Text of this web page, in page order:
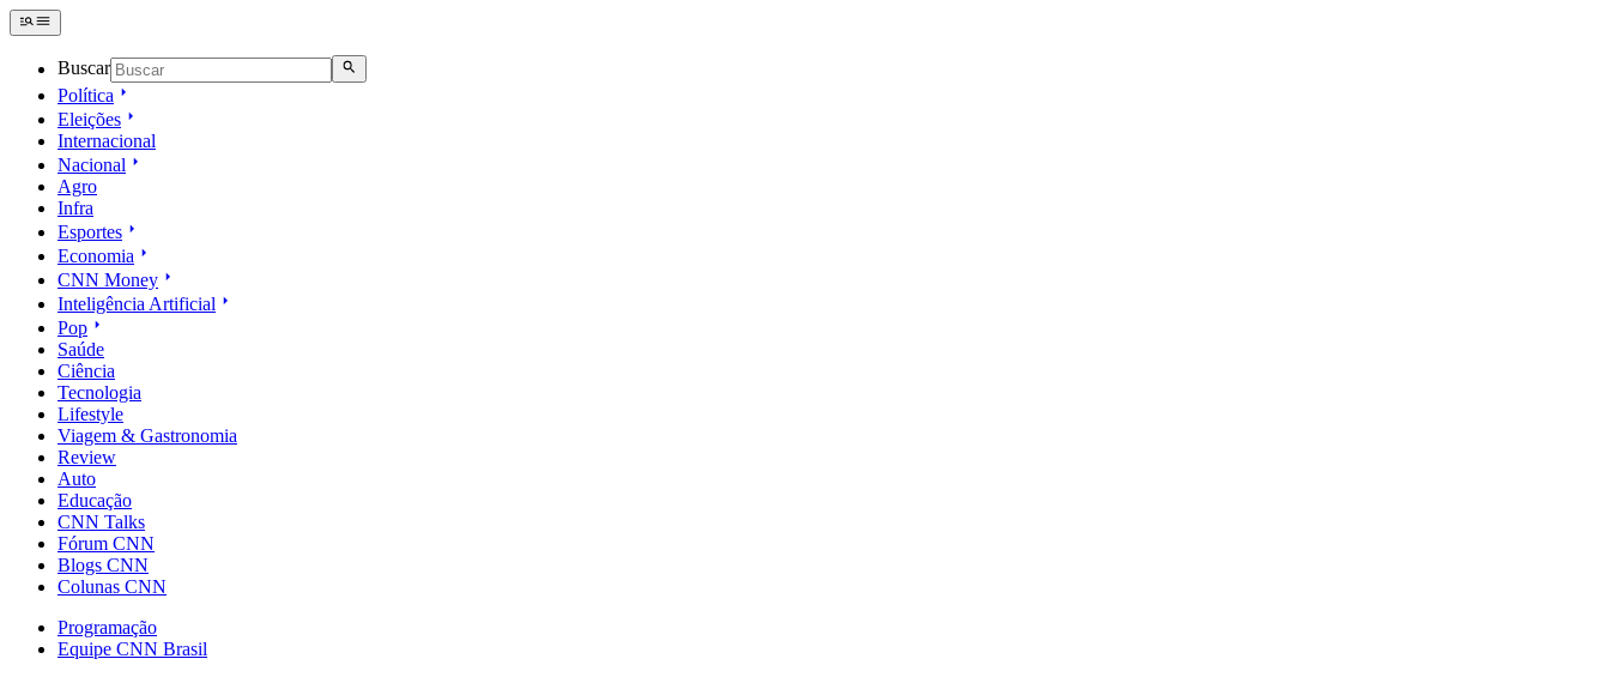
Buscar
Política
Eleições
Internacional
Nacional
Agro
Infra
Esportes
Economia
CNN Money
Inteligência Artificial
Pop
Saúde
Ciência
Tecnologia
Lifestyle
Viagem & Gastronomia
Review
Auto
Educação
CNN Talks
Fórum CNN
Blogs CNN
Colunas CNN
Programação
Equipe CNN Brasil